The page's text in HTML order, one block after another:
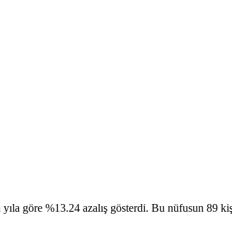
göre %13.24 azalış gösterdi. Bu nüfusun 89